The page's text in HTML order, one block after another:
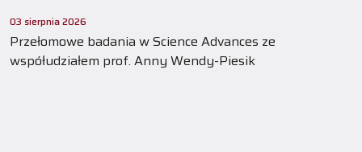
03 sierpnia 2026
Przełomowe badania w Science Advances ze
współudziałem prof. Anny Wendy-Piesik